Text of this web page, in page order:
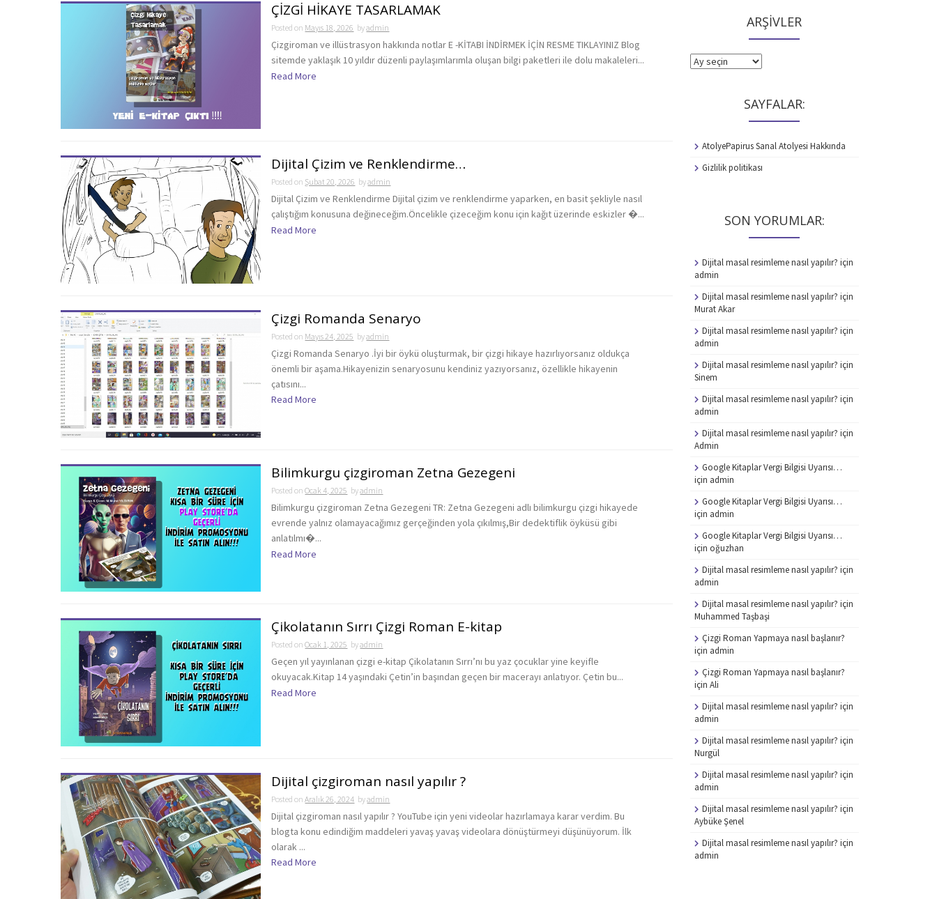
ÇİZGİ HİKAYE TASARLAMAK
Posted on Mayıs 18, 2026 byadmin
Çizgiroman ve illüstrasyon hakkında notlar E -KİTABI İNDİRMEK İÇİN RESME TIKLAYINIZ Blog
sitemde yaklaşık 10 yıldır düzenli paylaşımlarımla oluşan bilgi paketleri ile dolu makaleleri...
Read More
Dijital Çizim ve Renklendirme…
Posted on Şubat 20, 2026 byadmin
Dijital Çizim ve Renklendirme Dijital çizim ve renklendirme yaparken, en basit şekliyle nasıl
çalıştığım konusuna değineceğim.Öncelikle çizeceğim konu için kağıt üzerinde eskizler �...
Read More
Çizgi Romanda Senaryo
Posted on Mayıs 24, 2025 byadmin
Çizgi Romanda Senaryo .İyi bir öykü oluşturmak, bir çizgi hikaye hazırlıyorsanız oldukça
önemli bir aşama.Hikayenizin senaryosunu kendiniz yazıyorsanız, özellikle hikayenin
çatısını...
Read More
Bilimkurgu çizgiroman Zetna Gezegeni
Posted onOcak 4, 2025 byadmin
Bilimkurgu çizgiroman Zetna Gezegeni TR: Zetna Gezegeni adlı bilimkurgu çizgi hikayede
evrende yalnız olamayacağımız gerçeğinden yola çıkılmış,Bir dedektiflik öyküsü gibi
anlatılmı�...
Read More
Çikolatanın Sırrı Çizgi Roman E-kitap
Posted onOcak 1, 2025 byadmin
Geçen yıl yayınlanan çizgi e-kitap Çikolatanın Sırrı’nı bu yaz çocuklar yine keyifle
okuyacak.Kitap 14 yaşındaki Çetin’in başından geçen bir macerayı anlatıyor. Çetin bu...
Read More
Dijital çizgiroman nasıl yapılır ?
Posted onAralık 26, 2024 byadmin
Dijital çizgiroman nasıl yapılır ? YouTube için yeni videolar hazırlamaya karar verdim. Bu
blogta konu edindiğim maddeleri yavaş yavaş videolara dönüştürmeyi düşünüyorum. İlk
olarak ...
Read More
ARŞİVLER
ARŞİVLER
SAYFALAR:
AtolyePapirus Sanal Atolyesi Hakkında
Gizlilik politikası
SON YORUMLAR:
Dijital masal resimleme nasıl yapılır? için
admin
Dijital masal resimleme nasıl yapılır? için
Murat Akar
Dijital masal resimleme nasıl yapılır? için
admin
Dijital masal resimleme nasıl yapılır? için
Sinem
Dijital masal resimleme nasıl yapılır? için
admin
Dijital masal resimleme nasıl yapılır? için
Admin
Google Kitaplar Vergi Bilgisi Uyarısı…
için admin
Google Kitaplar Vergi Bilgisi Uyarısı…
için admin
Google Kitaplar Vergi Bilgisi Uyarısı…
için oğuzhan
Dijital masal resimleme nasıl yapılır? için
admin
Dijital masal resimleme nasıl yapılır? için
Muhammed Taşbaşi
Çizgi Roman Yapmaya nasıl başlanır?
için admin
Çizgi Roman Yapmaya nasıl başlanır?
için Ali
Dijital masal resimleme nasıl yapılır? için
admin
Dijital masal resimleme nasıl yapılır? için
Nurgül
Dijital masal resimleme nasıl yapılır? için
admin
Dijital masal resimleme nasıl yapılır? için
Aybüke Şenel
Dijital masal resimleme nasıl yapılır? için
admin